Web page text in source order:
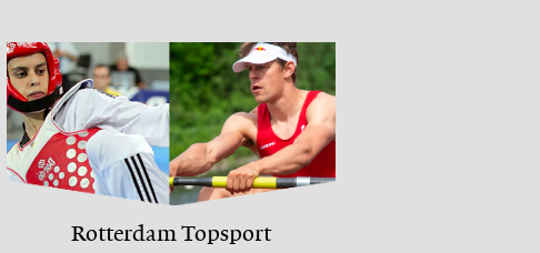
Rotterdam Topsport